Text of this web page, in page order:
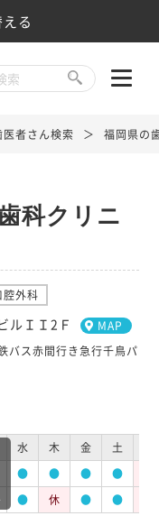
る
者さん検索 福岡県の
科クリニ
腔外科
ルＩＩ2Ｆ
MAP
バス赤間行き急行千鳥パ
水 木 金 土
● ● ● ●
● 休 ● ●